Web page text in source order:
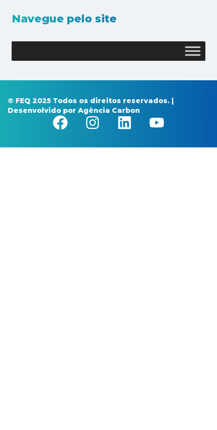
Navegue pelo site
© FEQ 2025 Todos os direitos reservados. |
Desenvolvido por Agência Carbon